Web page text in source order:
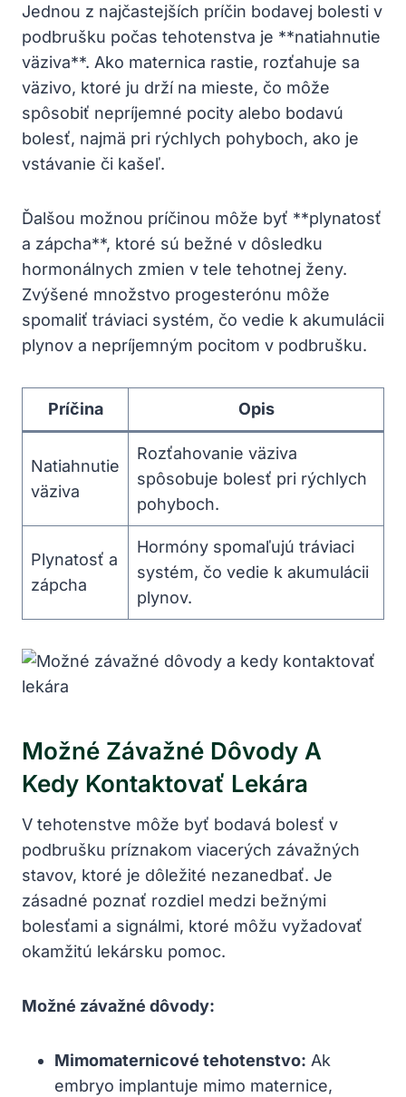
Jednou z najčastejších príčin bodavej bolesti v
podbrušku počas tehotenstva je **natiahnutie
väziva**. Ako maternica rastie, rozťahuje sa
väzivo, ktoré ju drží na mieste, čo môže
spôsobiť nepríjemné pocity alebo bodavú
bolesť, najmä pri rýchlych pohyboch, ako je
vstávanie či kašeľ.
Ďalšou možnou príčinou môže byť **plynatosť
a zápcha**, ktoré sú bežné v dôsledku
hormonálnych zmien v tele tehotnej ženy.
Zvýšené množstvo progesterónu môže
spomaliť tráviaci systém, čo vedie k akumulácii
plynov a nepríjemným pocitom v podbrušku.
Príčina Opis
Natiahnutie
väziva
Rozťahovanie väziva
spôsobuje bolesť pri rýchlych
pohyboch.
Plynatosť a
zápcha
Hormóny spomaľujú tráviaci
systém, čo vedie k akumulácii
plynov.
Možné Závažné Dôvody A
Kedy Kontaktovať Lekára
V tehotenstve môže byť bodavá bolesť v
podbrušku príznakom viacerých závažných
stavov, ktoré je dôležité nezanedbať. Je
zásadné poznať rozdiel medzi bežnými
bolesťami a signálmi, ktoré môžu vyžadovať
okamžitú lekársku pomoc.
Možné závažné dôvody:
Mimomaternicové tehotenstvo: Ak
embryo implantuje mimo maternice,